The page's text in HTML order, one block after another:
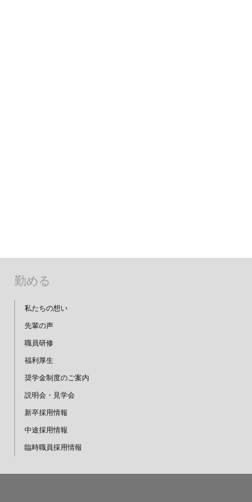
勤める
私たちの想い
先輩の声
職員研修
福利厚生
奨学金制度のご案内
説明会・見学会
新卒採用情報
中途採用情報
臨時職員採用情報